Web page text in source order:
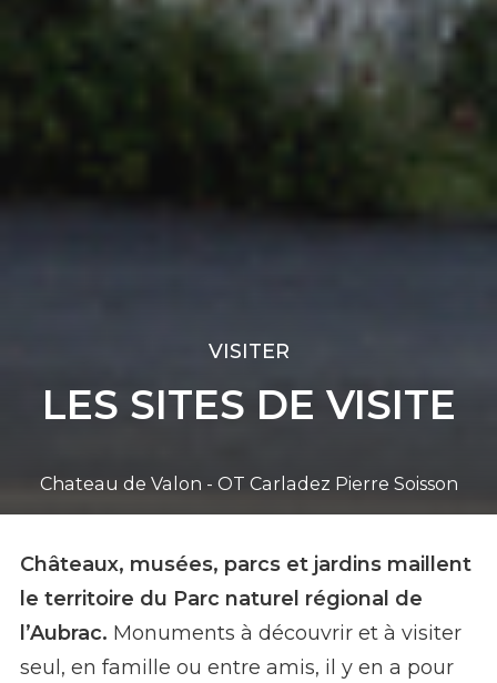
Chateau de Valon - OT Carladez Pierre Soisson
VISITER
LES SITES DE VISITE
Châteaux, musées, parcs et jardins maillent
le territoire du Parc naturel régional de
l’Aubrac. Monuments à découvrir et à visiter
seul, en famille ou entre amis, il y en a pour